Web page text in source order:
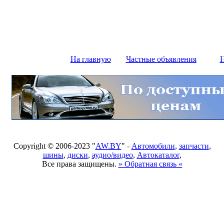
На главную Частные объявления
Copyright © 2006-2023 "AW.BY" - Автомобили, запчасти,
шины, диски, аудио/видео, Автокаталог,
Все права защищены. » Обратная связь «